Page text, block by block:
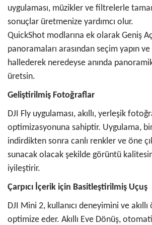
uygulaması, müzikler ve filtrelerle
sonuçlar üretmenize yardımcı olur.
QuickShot modlarına ek olarak Geniş
panoramaları arasından seçim yapın
hallederek neredeyse anında
üretsin.
Geliştirilmiş Fotoğraflar
DJI Fly uygulaması, akıllı, yerleşik
optimizasyonuna sahiptir. Uygulama,
indirdikten sonra canlı renkler ve öne
sunacak olacak şekilde görüntü
iyileştirir.
Çarpıcı İçerik için Basitleştirilmiş Uçuş
DJI Mini 2, kullanıcı deneyimini ve
optimize eder. Akıllı Eve Dönüş,